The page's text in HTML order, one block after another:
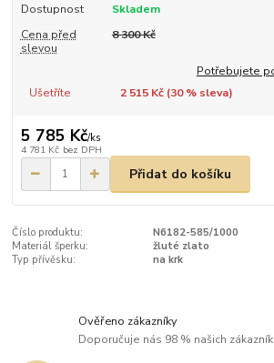
Dostupnost
Skladem
Cena před
slevou
8 300 Kč
Potřebujete
Ušetříte
2 515 Kč (30% sleva)
5 785 Kč/ks
4 781 Kč bez DPH
Přidat do košíku
Číslo produktu:
N6182-585/1000
Materiál šperku:
žluté zlato
Typ přívěsku:
na krk
Ověřeno zákazníky
Doporučuje nás 98 % našich